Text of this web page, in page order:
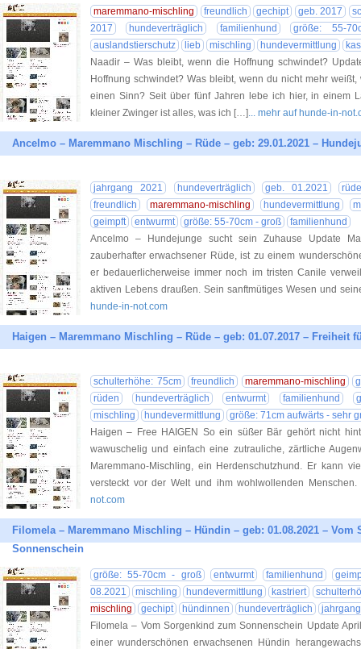
maremmano-mischling freundlich gechipt geb. 2017
2017
hundeverträglich familienhund
größe: 55-
auslandstierschutz
lieb mischling hundevermittlung
Naadir – Was bleibt, wenn die Hoffnung schwindet?
Hoffnung schwindet? Was bleibt, wenn du nicht mehr
einen Sinn? Seit über fünf Jahren lebe ich hier, in einem
kleiner Zwinger ist alles, was ich […]... mehr auf hunde-in-
Ancelmo – Maremmano Mischling – Rüde – geb: 29.01.2021 –
jahrgang 2021 hundeverträglich geb. 01.2021
freundlich
maremmano-mischling hundevermittlung
geimpft
entwurmt größe: 55-70cm - groß
familienhund
Ancelmo – Hundejunge sucht sein Zuhause Update
zauberhafter erwachsener Rüde, ist zu einem
er bedauerlicherweise immer noch im tristen Canile
aktiven Lebens draußen. Sein sanftmütiges Wesen und
hunde-in-not.com
Haigen – Maremmano Mischling – Rüde – geb: 01.07.2017 – Freiheit
schulterhöhe: 75cm freundlich maremmano-mischling
rüden
hundeverträglich entwurmt familienhund
mischling
hundevermittlung
größe: 71cm aufwärts - sehr
Haigen – Free HAIGEN So ein süßer Bär gehört nicht
wawuschelig und einfach eine zutrauliche, zärtliche
Maremmano-Mischling, ein Herdenschutzhund. Er kann
versteckt vor der Welt und ihm wohlwollenden
not.com
Filomela – Maremmano Mischling – Hündin – geb: 01.08.2021 –
Sonnenschein
größe: 55-70cm - groß entwurmt familienhund
08.2021
mischling hundevermittlung kastriert
mischling
gechipt hündinnen hundeverträglich
Filomela – Vom Sorgenkind zum Sonnenschein Update
einer wunderschönen erwachsenen Hündin